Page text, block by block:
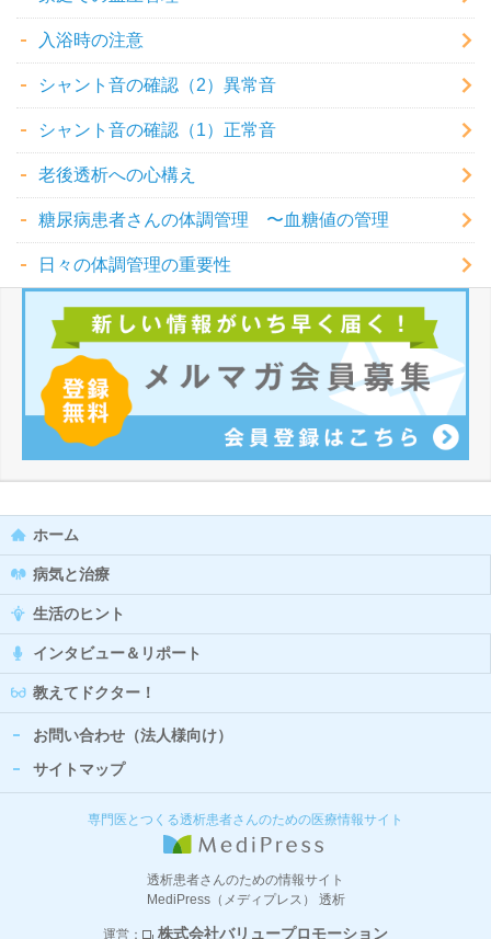
入浴時の注意
シャント音の確認（2）異常音
シャント音の確認（1）正常音
老後透析への心構え
糖尿病患者さんの体調管理 〜血糖値の管理
日々の体調管理の重要性
ホーム
病気と治療
生活のヒント
インタビュー＆リポート
教えてドクター！
お問い合わせ（法人様向け）
サイトマップ
専門医とつくる透析患者さんのための医療情報サイト
透析患者さんのための情報サイト
MediPress（メディプレス） 透析
運営： 株式会社バリュープロモーション